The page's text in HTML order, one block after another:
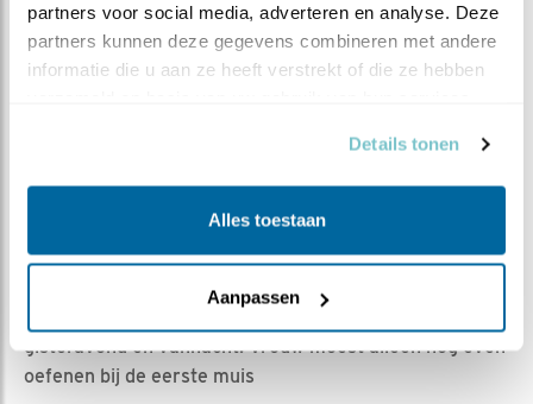
partners voor social media, adverteren en analyse. Deze
partners kunnen deze gegevens combineren met andere
informatie die u aan ze heeft verstrekt of die ze hebben
Details tonen
Alles toestaan
Aanpassen
DEEL DIT FILMPJE
Nella | Geplaatst op 29 augustus 2019, 14:03 |
leuk
Er was totaal geen voorraad gisteren, maar man
gisteravond en vannacht. Vrouw moest alleen nog even
oefenen bij de eerste muis